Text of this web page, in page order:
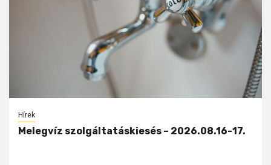
Hírek
Melegvíz szolgáltatáskiesés – 2026.08.16-17.